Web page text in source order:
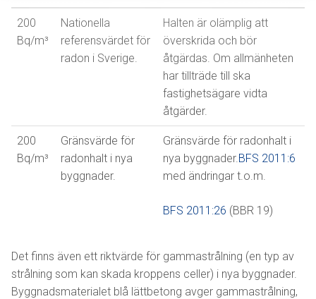
200
Bq/m³
Nationella
referensvärdet för
radon i Sverige.
Halten är olämplig att
överskrida och bör
åtgärdas. Om allmänheten
har tillträde till ska
fastighetsägare vidta
åtgärder.
200
Bq/m³
Gränsvärde för
radonhalt i nya
byggnader.
Gränsvärde för radonhalt i
nya byggnader.BFS 2011:6
med ändringar t.o.m.
BFS 2011:26 (BBR 19)
Det finns även ett riktvärde för gammastrålning (en typ av
strålning som kan skada kroppens celler) i nya byggnader.
Byggnadsmaterialet blå lättbetong avger gammastrålning,